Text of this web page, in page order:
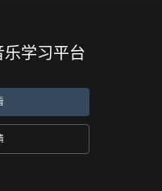
学习平台